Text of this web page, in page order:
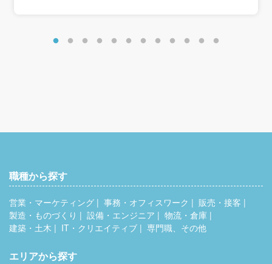
職種から探す
営業・マーケティング 事務・オフィスワーク
販売・接客
製造・ものづくり
設備・エンジニア
物流・倉庫
建築・土木
IT・クリエイティブ 専門職、その他
エリアから探す